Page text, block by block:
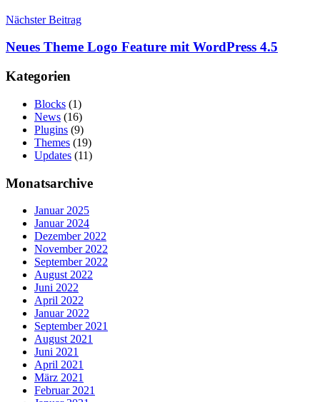
Nächster Beitrag
Neues Theme Logo Feature mit WordPress 4.5
Kategorien
Blocks (1)
News (16)
Plugins (9)
Themes (19)
Updates (11)
Monatsarchive
Januar 2025
Januar 2024
Dezember 2022
November 2022
September 2022
August 2022
Juni 2022
April 2022
Januar 2022
September 2021
August 2021
Juni 2021
April 2021
März 2021
Februar 2021